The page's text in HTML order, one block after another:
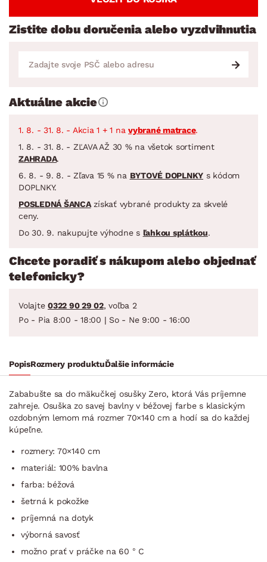
Zistite dobu doručenia alebo vyzdvihnutia
Aktuálne akcie
1. 8. - 31. 8. - Akcia 1 + 1 na vybrané matrace.
1. 8. - 31. 8. - ZĽAVA AŽ 30 % na všetok sortiment
ZAHRADA.
6. 8. - 9. 8. - Zľava 15 % na BYTOVÉ DOPLNKY s kódom
DOPLNKY.
POSLEDNÁ ŠANCAzískať vybrané produkty za skvelé
ceny.
Do 30. 9. nakupujte výhodne s ľahkou splátkou.
Chcete poradiť s nákupom alebo objednať
telefonicky?
Volajte 0322 90 29 02, voľba 2
Po - Pia 8:00 - 18:00 | So - Ne 9:00 - 16:00
PopisRozmery produktuĎalšie informácie
Zababušte sa do mäkučkej osušky Zero, ktorá Vás príjemne
zahreje. Osuška zo savej bavlny v béžovej farbe s klasickým
ozdobným lemom má rozmer 70×140 cm a hodí sa do každej
kúpeľne.
rozmery: 70×140 cm
materiál: 100% bavlna
farba: béžová
šetrná k pokožke
príjemná na dotyk
výborná savosť
možno prať v práčke na 60 ° C